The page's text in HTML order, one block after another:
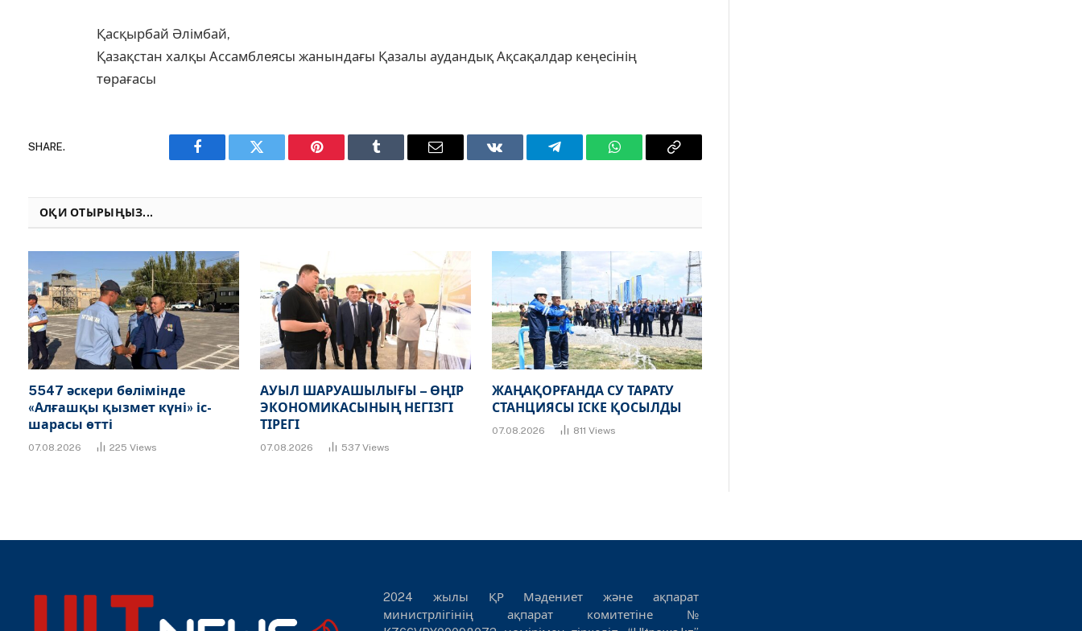
Қасқырбай Әлімбай,
Қазақстан халқы Ассамблеясы жанындағы Қазалы аудандық Ақсақалдар кеңесінің
төрағасы
SHARE.
Facebook Twitter Pinterest Tumblr Email VKontakteTelegram WhatsAppCopy
ОҚИ ОТЫРЫҢЫЗ...
5547 әскери бөлімінде
«Алғашқы қызмет күні» іс-
шарасы өтті
07.08.2026 225 Views
АУЫЛ ШАРУАШЫЛЫҒЫ – ӨҢІР
ЭКОНОМИКАСЫНЫҢ НЕГІЗГІ
ТІРЕГІ
07.08.2026 537 Views
ЖАҢАҚОРҒАНДА СУ ТАРАТУ
СТАНЦИЯСЫ ІСКЕ ҚОСЫЛДЫ
07.08.2026 811 Views
2024 жылы ҚР Мәдениет және ақпарат
министрлігінің ақпарат комитетіне №